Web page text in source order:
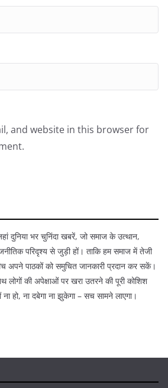
and website in this browser for
दुनिया भर चुनिंदा खबरें, जो समाज के उत्थान,
परिदृश्य से जुड़ी हों। ताकि हम समाज में तेजी
पाठकों को समुचित जानकारी प्रदान कर सकें।
लोगों की अपेक्षाओं पर खरा उतरने की पूरी कोशिश
ना हो, ना दबेगा ना झुकेगा – सच सामने लाएगा।